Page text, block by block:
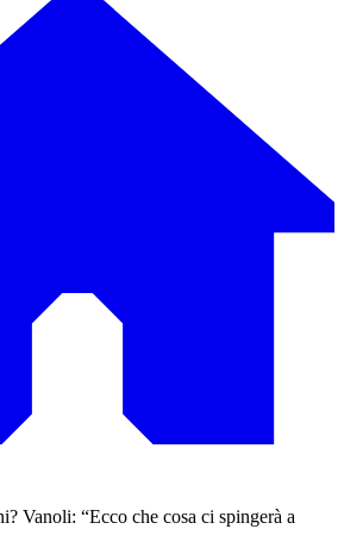
Vanoli: “Ecco che cosa ci spingerà a